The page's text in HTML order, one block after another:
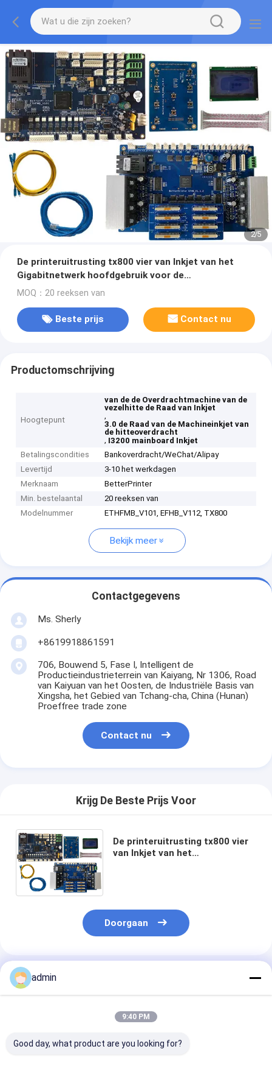
2/5
De printeruitrusting tx800 vier van Inkjet van het
Gigabitnetwerk hoofdgebruik voor de
overdrachtprinter van de PET-foliehitte
MOQ：20 reeksen van
Beste prijs Contact nu
Productomschrijving
Hoogtepunt
van de de Overdrachtmachine van de
vezelhitte de Raad van Inkjet
,
3.0 de Raad van de Machineinkjet van
de hitteoverdracht
, I3200 mainboard Inkjet
Betalingscondities
Bankoverdracht/WeChat/Alipay
Levertijd
3-10 het werkdagen
Merknaam
BetterPrinter
Min. bestelaantal
20 reeksen van
Modelnummer
ETHFMB_V101, EFHB_V112, TX800
Bekijk meer
Contactgegevens
Ms. Sherly
+8619918861591
706, Bouwend 5, Fase I, Intelligent de
Productieindustrieterrein van Kaiyang, Nr 1306, Road
van Kaiyuan van het Oosten, de Industriële Basis van
Xingsha, het Gebied van Tchang-cha, China (Hunan)
Proeffree trade zone
Contact nu
Krijg De Beste Prijs Voor
De printeruitrusting tx800 vier
van Inkjet van het
Doorgaan
Geadviseerde Producten
admin
9:40 PM
Good day, what product are you looking for?